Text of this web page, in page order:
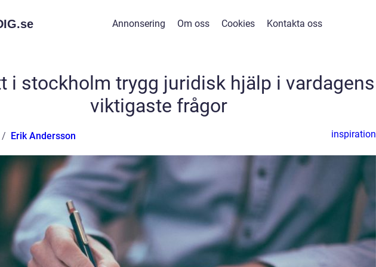
se Annonsering Om oss Cookies Kontakta oss
i stockholm trygg juridisk hjälp i vardagens
viktigaste frågor
Erik Andersson inspiration